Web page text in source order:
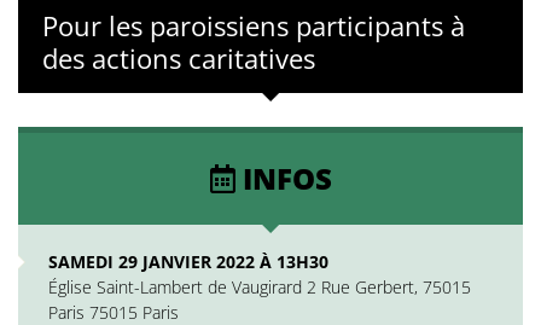
Pour les paroissiens participants à
des actions caritatives
INFOS
SAMEDI 29 JANVIER 2022 À 13H30
Église Saint-Lambert de Vaugirard 2 Rue Gerbert, 75015
Paris 75015 Paris